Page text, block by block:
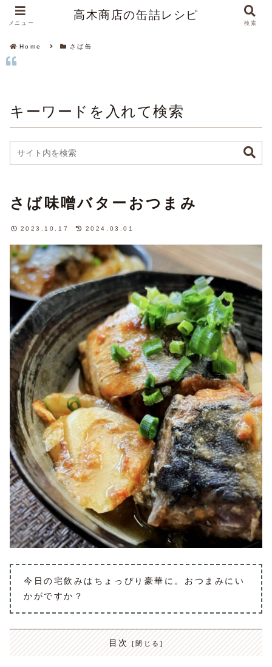
Home さば缶
キーワードを入れて検索
さば味噌バターおつまみ
2023.10.17 2024.03.01
今日の宅飲みはちょっぴり豪華に。おつまみにい
かがですか？
目次
メニュー
高木商店の缶詰レシピ
検索